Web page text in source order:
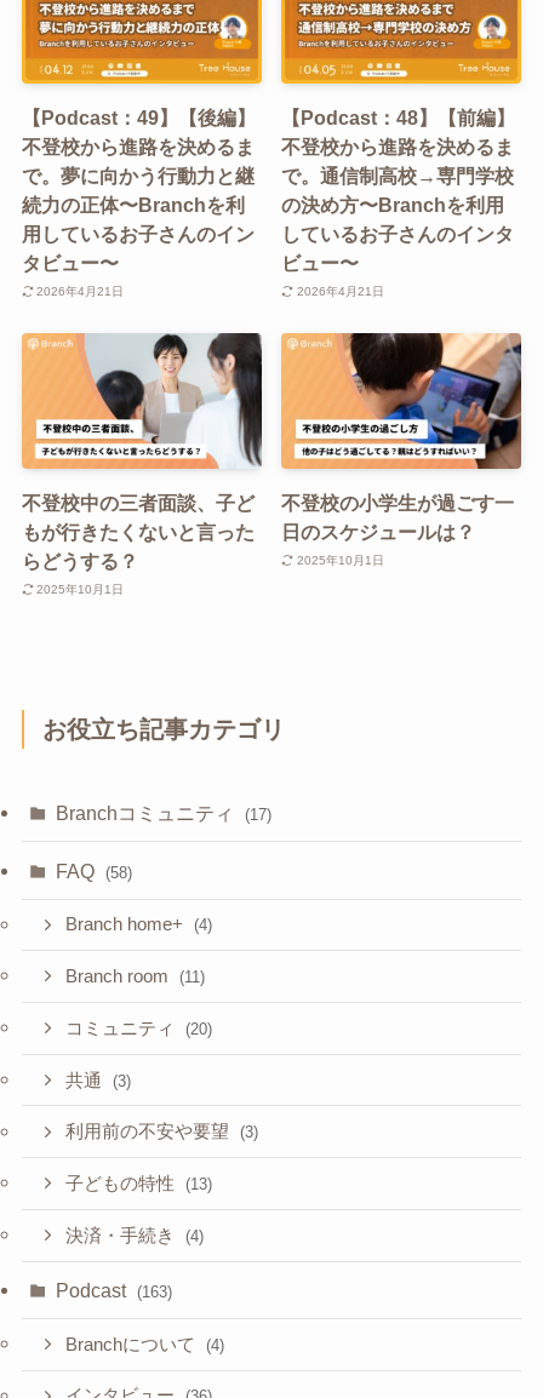
【Podcast：49】【後編】
不登校から進路を決めるま
で。夢に向かう行動力と継
続力の正体〜Branchを利
用しているお子さんのイン
タビュー〜
2026年4月21日
【Podcast：48】【前編】
不登校から進路を決めるま
で。通信制高校→専門学校
の決め方〜Branchを利用
しているお子さんのインタ
ビュー〜
2026年4月21日
不登校中の三者面談、子ど
もが行きたくないと言った
らどうする？
2025年10月1日
不登校の小学生が過ごす一
日のスケジュールは？
2025年10月1日
お役立ち記事カテゴリ
Branchコミュニティ (17)
FAQ (58)
Branch home+ (4)
Branch room (11)
コミュニティ (20)
共通 (3)
利用前の不安や要望 (3)
子どもの特性 (13)
決済・手続き (4)
Podcast (163)
Branchについて (4)